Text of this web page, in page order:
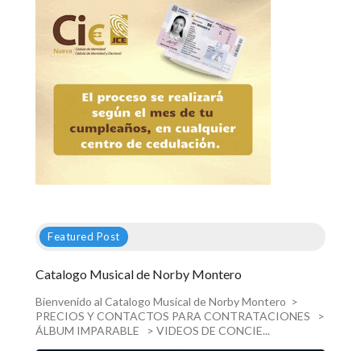
Featured Post
Catalogo Musical de Norby Montero
Bienvenido al Catalogo Musical de Norby Montero >
PRECIOS Y CONTACTOS PARA CONTRATACIONES >
ÁLBUM IMPARABLE > VIDEOS DE CONCIE...